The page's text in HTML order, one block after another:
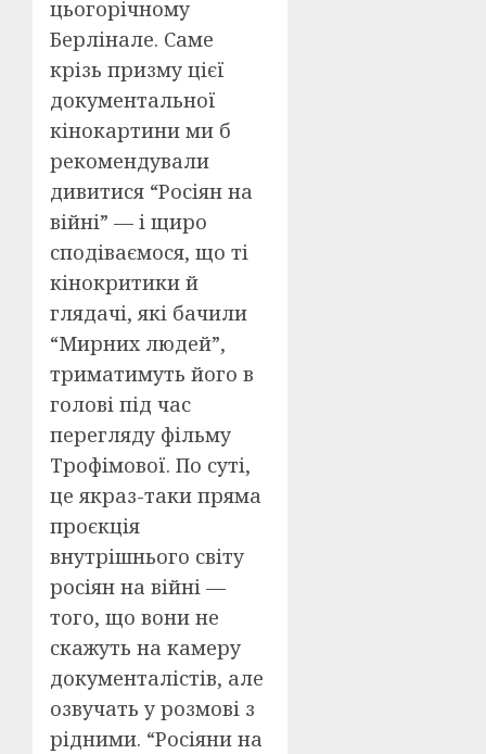
цьогорічному
Берлінале. Саме
крізь призму цієї
документальної
кінокартини ми б
рекомендували
дивитися “Росіян на
війні” — і щиро
сподіваємося, що ті
кінокритики й
глядачі, які бачили
“Мирних людей”,
триматимуть його в
голові під час
перегляду фільму
Трофімової. По суті,
це якраз-таки пряма
проєкція
внутрішнього світу
росіян на війні —
того, що вони не
скажуть на камеру
документалістів, але
озвучать у розмові з
рідними. “Росіяни на